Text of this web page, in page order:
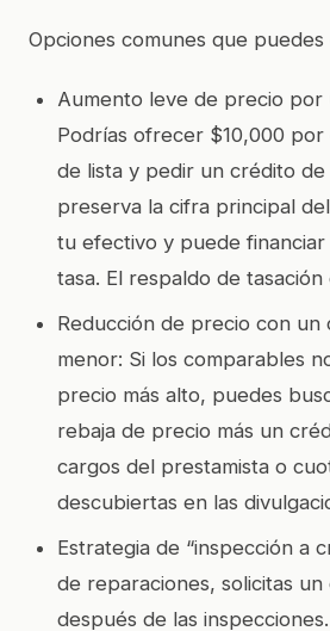
Opciones comunes que puedes
Aumento leve de precio por
Podrías ofrecer $10,000 por
de lista y pedir un crédito de
preserva la cifra principal
tu efectivo y puede
tasa. El respaldo de
Reducción de precio con un
menor: Si los comparables
precio más alto, puedes
rebaja de precio más un
cargos del prestamista o
descubiertas en las
Estrategia de “inspección a
de reparaciones, solicitas
después de las